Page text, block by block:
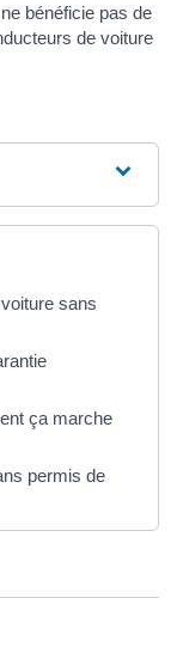
bénéficie pas de
de voiture
sans
ça marche
permis de